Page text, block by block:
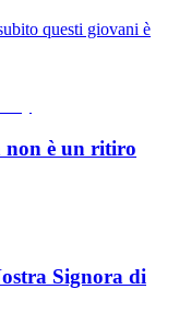
questi giovani è
non è un ritiro
Signora di